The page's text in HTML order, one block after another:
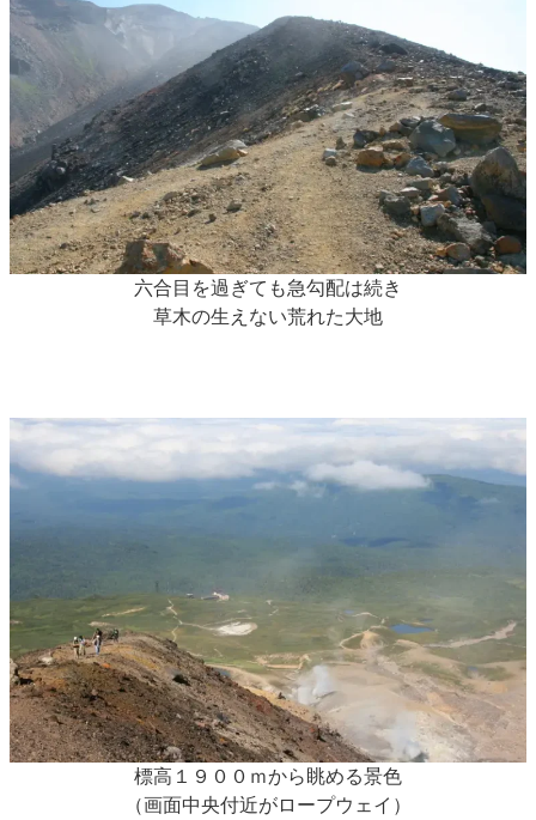
六合目を過ぎても急勾配は続き
草木の生えない荒れた大地
標高１９００ｍから眺める景色
（画面中央付近がロープウェイ）